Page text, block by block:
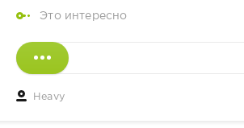
Это интересно
Heavy